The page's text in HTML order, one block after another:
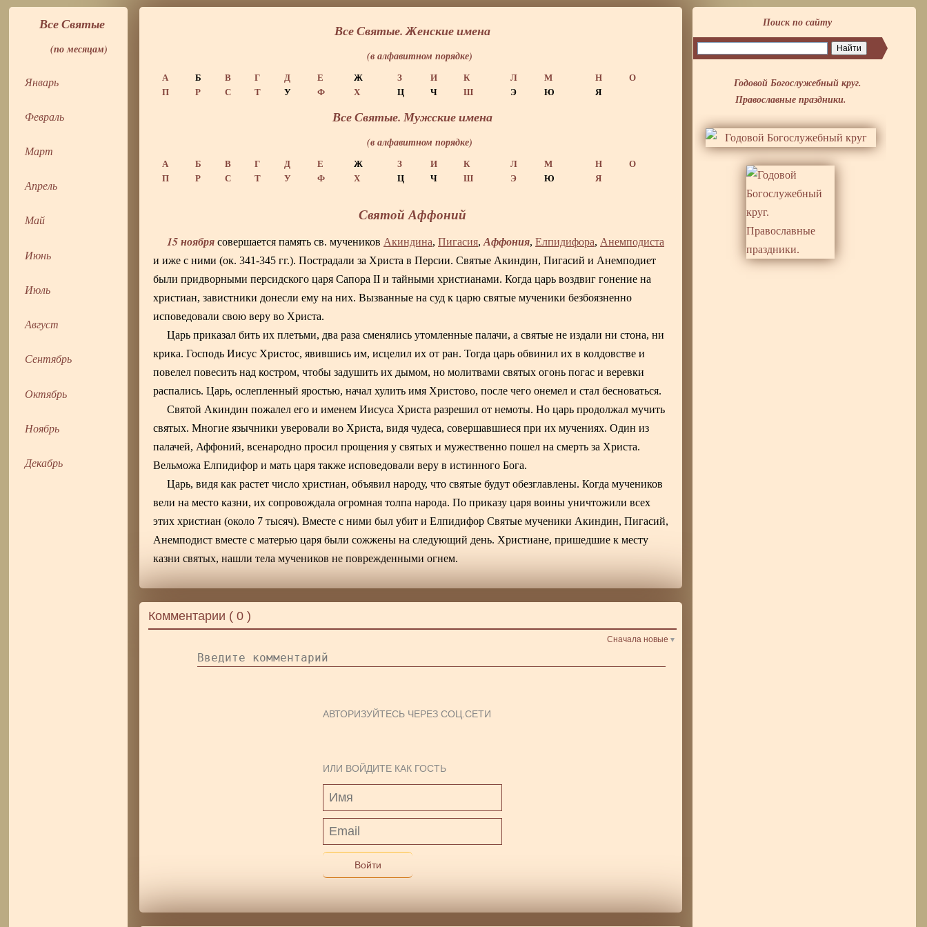
Все Святые
(по месяцам)
Январь
Февраль
Март
Апрель
Май
Июнь
Июль
Август
Сентябрь
Октябрь
Ноябрь
Декабрь
Все Святые. Женские имена
(в алфавитном порядке)
А Б В Г Д Е Ж З И К Л М Н
О
П
Р С Т У Ф Х Ц Ч Ш Э Ю Я
Все Святые. Мужские имена
(в алфавитном порядке)
А Б В Г Д Е Ж З И К Л М Н
О
П
Р С Т У Ф Х Ц Ч Ш Э Ю Я
Святой Аффоний
15 ноября совершается память св. мучеников Акиндина,Пигасия,Аффония,Елпидифора, Анемподиста
и иже с ними (ок. 341-345 гг.). Пострадали за Христа в Персии. Святые Акиндин, Пигасий и Анемподиет
были придворными персидского царя Сапора II и тайными христианами. Когда царь воздвиг гонение на
христиан, завистники донесли ему на них. Вызванные на суд к царю святые мученики безбоязненно
исповедовали свою веру во Христа.
Царь приказал бить их плетьми, два раза сменялись утомленные палачи, а святые не издали ни стона, ни
крика. Господь Иисус Христос, явившись им, исцелил их от ран. Тогда царь обвинил их в колдовстве и
повелел повесить над костром, чтобы задушить их дымом, но молитвами святых огонь погас и веревки
распались. Царь, ослепленный яростью, начал хулить имя Христово, после чего онемел и стал бесноваться.
Святой Акиндин пожалел его и именем Иисуса Христа разрешил от немоты. Но царь продолжал мучить
святых. Многие язычники уверовали во Христа, видя чудеса, совершавшиеся при их мучениях. Один из
палачей, Аффоний, всенародно просил прощения у святых и мужественно пошел на смерть за Христа.
Вельможа Елпидифор и мать царя также исповедовали веру в истинного Бога.
Царь, видя как растет число христиан, объявил народу, что святые будут обезглавлены. Когда мучеников
вели на место казни, их сопровождала огромная толпа народа. По приказу царя воины уничтожили всех
этих христиан (около 7 тысяч). Вместе с ними был убит и Елпидифор Святые мученики Акиндин, Пигасий,
Анемподист вместе с матерью царя были сожжены на следующий день. Христиане, пришедшие к месту
казни святых, нашли тела мучеников не поврежденными огнем.
Поиск по сайту
Годовой Богослужебный круг.
Православные праздники.
Комментарии (0 )
Сначала новые
АВТОРИЗУЙТЕСЬ ЧЕРЕЗ СОЦ.СЕТИ
ИЛИ ВОЙДИТЕ КАК ГОСТЬ
Войти